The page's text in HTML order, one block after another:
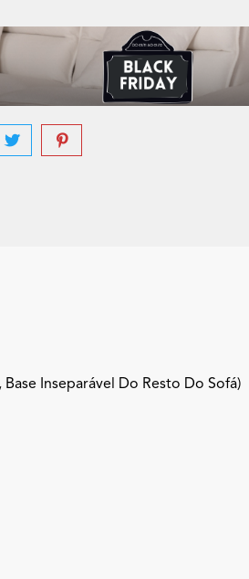
Inseparável Do Resto Do Sofá)